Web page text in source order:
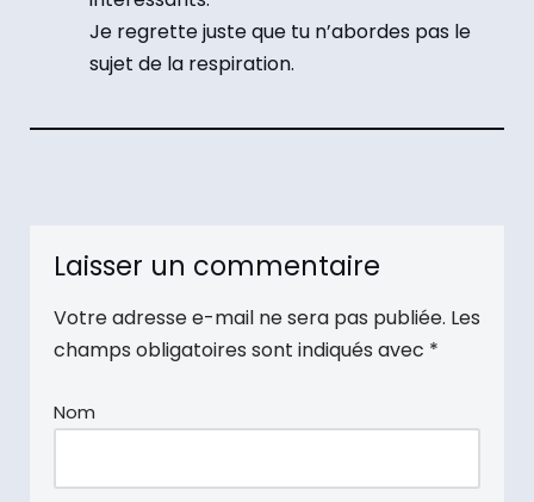
Je regrette juste que tu n’abordes pas le
sujet de la respiration.
Laisser un commentaire
Votre adresse e-mail ne sera pas publiée. Les
champs obligatoires sont indiqués avec *
Nom